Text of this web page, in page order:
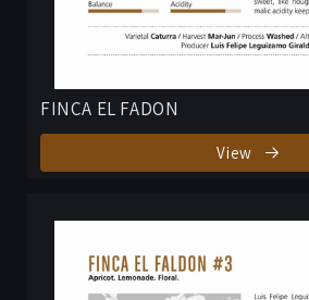
FINCA EL FADON
View